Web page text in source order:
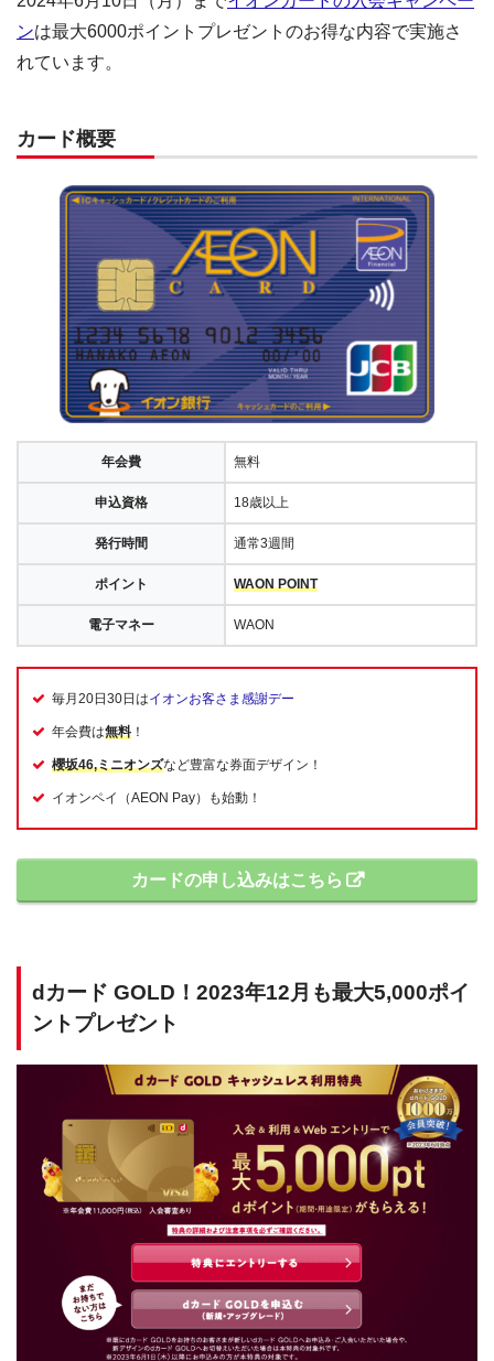
ンは最大6000ポイントプレゼントのお得な内容で実施さ
れています。
カード概要
年会費 無料
申込資格 18歳以上
発行時間 通常3週間
ポイント WAON POINT
電子マネー WAON
毎月20日30日はイオンお客さま感謝デー
年会費は無料 ！
櫻坂46,ミニオンズなど豊富な券面デザイン！
イオンペイ（AEON Pay）も始動！
カードの申し込みはこちら
dカード GOLD！2023年12月も最大5,000ポイ
ントプレゼント